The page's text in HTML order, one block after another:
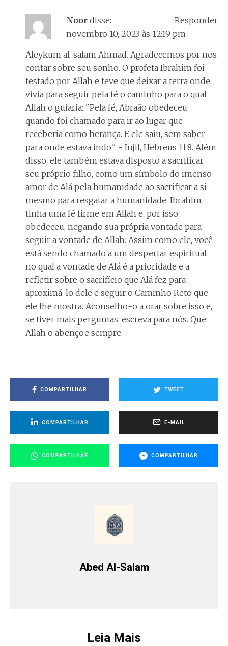
Noor disse:
novembro 10, 2023 às 12:19 pm
Aleykum al-salam Ahmad. Agradecemos por nos
contar sobre seu sonho. O profeta Ibrahim foi
testado por Allah e teve que deixar a terra onde
vivia para seguir pela fé o caminho para o qual
Allah o guiaria: "Pela fé, Abraão obedeceu
quando foi chamado para ir ao lugar que
receberia como herança. E ele saiu, sem saber
para onde estava indo." - Injil, Hebreus 11:8. Além
disso, ele também estava disposto a sacrificar
seu próprio filho, como um símbolo do imenso
amor de Alá pela humanidade ao sacrificar a si
mesmo para resgatar a humanidade. Ibrahim
tinha uma fé firme em Allah e, por isso,
obedeceu, negando sua própria vontade para
seguir a vontade de Allah. Assim como ele, você
está sendo chamado a um despertar espiritual
no qual a vontade de Alá é a prioridade e a
refletir sobre o sacrifício que Alá fez para
aproximá-lo dele e seguir o Caminho Reto que
ele lhe mostra. Aconselho-o a orar sobre isso e,
se tiver mais perguntas, escreva para nós. Que
Allah o abençoe sempre.
Responder
COMPARTILHAR TWEET
COMPARTILHAR E-MAIL
COMPARTILHAR COMPARTILHAR
Abed Al-Salam
Leia Mais